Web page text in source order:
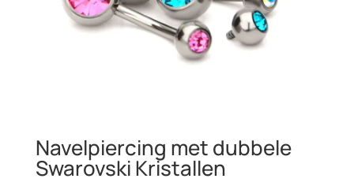
Navelpiercing met dubbele
Swarovski Kristallen